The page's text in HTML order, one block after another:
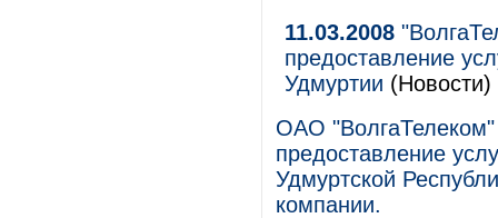
11.03.2008
предоставление
Удмуртии (Новости)
ОАО "ВолгаТелеком"
предоставление
Удмуртской
компании.